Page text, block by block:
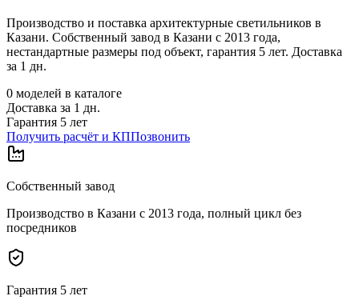
Производство и поставка архитектурные светильников в
Казани. Собственный завод в Казани с 2013 года,
нестандартные размеры под объект, гарантия 5 лет. Доставка
за 1 дн.
0 моделей в каталоге
Доставка за 1 дн.
Гарантия 5 лет
Получить расчёт и КППозвонить
Собственный завод
Производство в Казани с 2013 года, полный цикл без
посредников
Гарантия 5 лет